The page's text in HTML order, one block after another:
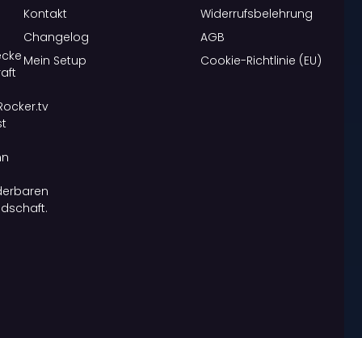
Kontakt
Changelog
Mein Setup
Widerrufsbelehrung
AGB
Cookie-Richtlinie (EU)